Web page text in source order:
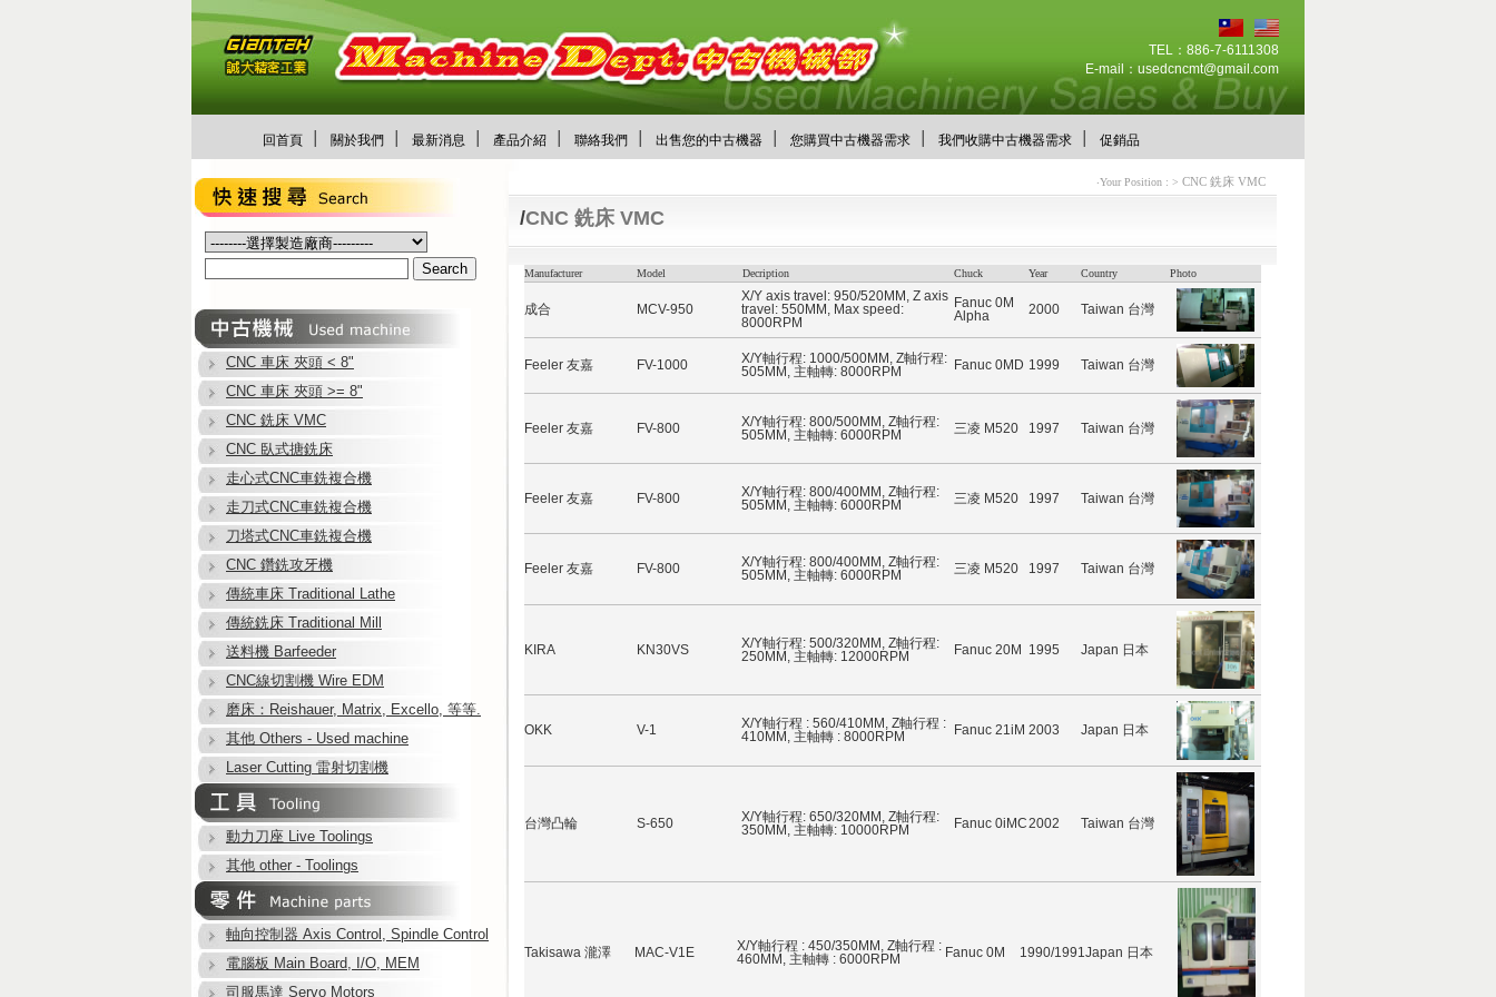
TEL：886-7-6111308
E-mail： usedcncmt@gmail.com
回首頁 關於我們 最新消息 產品介紹 聯絡我們 出售您的中古機器 您購買中古機器需求 我們收購中古機器需求 促銷品
CNC 車床 夾頭 < 8"
CNC 車床 夾頭 >= 8"
CNC 銑床 VMC
CNC 臥式搪銑床
走心式CNC車銑複合機
走刀式CNC車銑複合機
刀塔式CNC車銑複合機
CNC 鑽銑攻牙機
傳統車床 Traditional Lathe
傳統銑床 Traditional Mill
送料機 Barfeeder
CNC線切割機 Wire EDM
磨床：Reishauer, Matrix, Excello, 等等.
其他 Others - Used machine
Laser Cutting 雷射切割機
動力刀座 Live Toolings
其他 other - Toolings
軸向控制器 Axis Control, Spindle Control
電腦板 Main Board, I/O, MEM
司服馬達 Servo Motors
‧Your Position : > CNC 銑床 VMC
/CNC 銑床 VMC
Manufacturer Model Decription Chuck Year Country Photo
成合 MCV-950
X/Y axis travel: 950/520MM, Z axis
travel: 550MM, Max speed:
8000RPM
Fanuc 0M
Alpha
2000 Taiwan 台灣
Feeler 友嘉 FV-1000
X/Y軸行程: 1000/500MM, Z軸行程:
505MM, 主軸轉: 8000RPM
Fanuc 0MD 1999 Taiwan 台灣
Feeler 友嘉 FV-800
X/Y軸行程: 800/500MM, Z軸行程:
505MM, 主軸轉: 6000RPM
三凌 M520 1997 Taiwan 台灣
Feeler 友嘉 FV-800
X/Y軸行程: 800/400MM, Z軸行程:
505MM, 主軸轉: 6000RPM
三凌 M520 1997 Taiwan 台灣
Feeler 友嘉 FV-800
X/Y軸行程: 800/400MM, Z軸行程:
505MM, 主軸轉: 6000RPM
三凌 M520 1997 Taiwan 台灣
KIRA KN30VS
X/Y軸行程: 500/320MM, Z軸行程:
250MM, 主軸轉: 12000RPM
Fanuc 20M 1995 Japan 日本
OKK V-1
X/Y軸行程 : 560/410MM, Z軸行程 :
410MM, 主軸轉 : 8000RPM
Fanuc 21iM 2003 Japan 日本
台灣凸輪 S-650
X/Y軸行程: 650/320MM, Z軸行程:
350MM, 主軸轉: 10000RPM
Fanuc 0iMC2002 Taiwan 台灣
Takisawa 瀧澤 MAC-V1E
X/Y軸行程 : 450/350MM, Z軸行程 :
460MM, 主軸轉 : 6000RPM
Fanuc 0M 1990/1991Japan 日本